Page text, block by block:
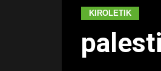
KIROLETIK